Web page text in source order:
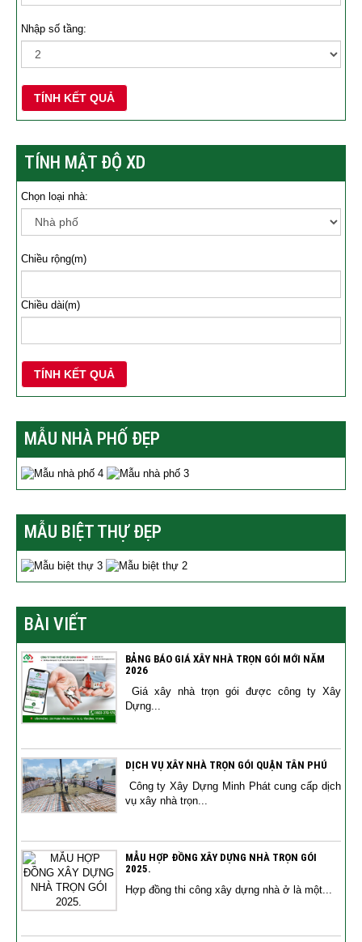
Nhập số tầng:
TÍNH KẾT QUẢ
TÍNH MẬT ĐỘ XD
Chọn loại nhà:
Chiều rộng(m)
Chiều dài(m)
TÍNH KẾT QUẢ
MẪU NHÀ PHỐ ĐẸP
MẪU BIỆT THỰ ĐẸP
BÀI VIẾT
BẢNG BÁO GIÁ XÂY NHÀ TRỌN GÓI MỚI NĂM
2026
Giá xây nhà trọn gói được công ty Xây
Dựng...
DỊCH VỤ XÂY NHÀ TRỌN GÓI QUẬN TÂN PHÚ
Công ty Xây Dựng Minh Phát cung cấp dịch
vụ xây nhà trọn...
MẪU HỢP ĐỒNG XÂY DỰNG NHÀ TRỌN GÓI
2025.
Hợp đồng thi công xây dựng nhà ở là một...